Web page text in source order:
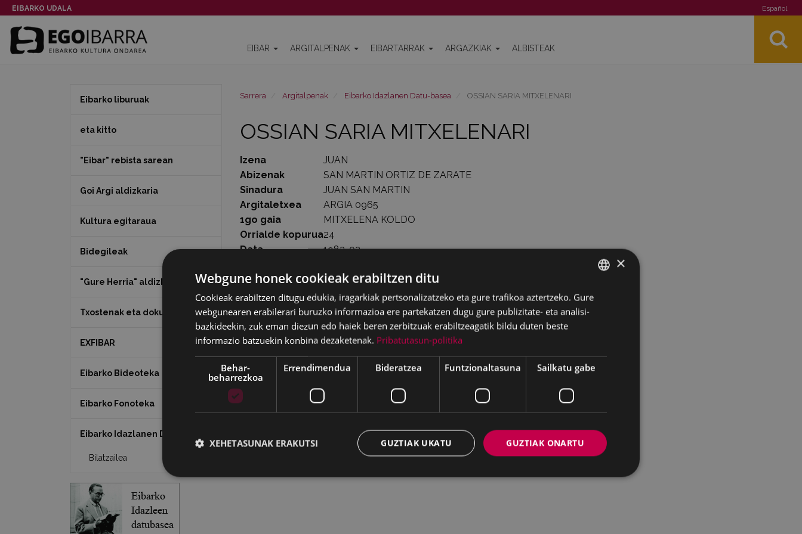
EIBARKO UDALA Español
EIBAR ARGITALPENAK EIBARTARRAK ARGAZKIAK ALBISTEAK
Sarrera Argitalpenak Eibarko Idazlanen Datu-basea OSSIAN SARIA MITXELENARI
OSSIAN SARIA MITXELENARI
Izena
JUAN
Abizenak
SAN MARTIN ORTIZ DE ZARATE
Sinadura
JUAN SAN MARTIN
Argitaletxea
ARGIA 0965
1go gaia
MITXELENA KOLDO
Orrialde kopurua24
Data
1983-02-
Eibarko liburuak
eta kitto
"Eibar" rebista sarean
Goi Argi aldizkaria
Kultura egitaraua
Bidegileak
"Gure Herria" aldizkaria
Txostenak eta dokumentuak
EXFIBAR
Eibarko Bideoteka
Eibarko Fonoteka
Eibarko Idazlanen Datu-basea
Bilatzailea
BASQUE
SPANISH
×
Webgune honek cookieak erabiltzen ditu
Cookieak erabiltzen ditugu edukia, iragarkiak pertsonalizatzeko eta gure trafikoa aztertzeko. Gure
webgunearen erabilerari buruzko informazioa ere partekatzen dugu gure publizitate- eta analisi-
bazkideekin, zuk eman diezun edo haiek beren zerbitzuak erabiltzeagatik bildu duten beste
informazio batzuekin konbina dezaketenak. Pribatutasun-politika
Behar-
beharrezkoa
Errendimendua Bideratzea Funtzionaltasuna Sailkatu gabe
GUZTIAK ONARTU
GUZTIAK UKATU
XEHETASUNAK ERAKUTSI